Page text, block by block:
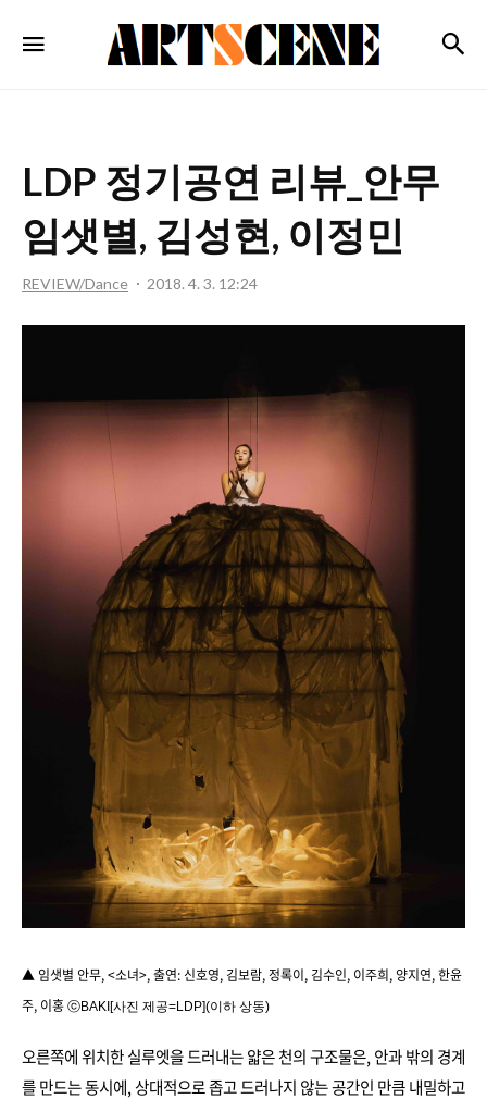
ARTSCENE
LDP 정기공연 리뷰_안무
임샛별, 김성현, 이정민
REVIEW/Dance 2018. 4. 3. 12:24
▲ 임샛별 안무, <소녀>, 출연: 신호영, 김보람, 정록이, 김수인, 이주희, 양지연, 한윤
주, 이홍 ⓒBAKI[사진 제공=LDP](이하 상동)
오른쪽에 위치한 실루엣을 드러내는 얇은 천의 구조물은, 안과 밖의 경계
를 만드는 동시에, 상대적으로 좁고 드러나지 않는 공간인 만큼 내밀하고